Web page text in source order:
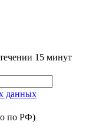
15 минут
данных
по РФ)